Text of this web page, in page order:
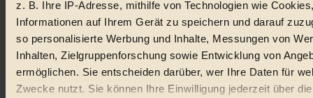
z. B. Ihre IP-Adresse, mithilfe von Technologien wie
Informationen auf Ihrem Gerät zu speichern und darauf
so personalisierte Werbung und Inhalte, Messungen von
Inhalten, Zielgruppenforschung sowie Entwicklung von
ermöglichen. Sie entscheiden darüber, wer Ihre Daten für
Zwecke nutzt. Sie können Ihre Einwilligung jederzeit über
Lebensmittel